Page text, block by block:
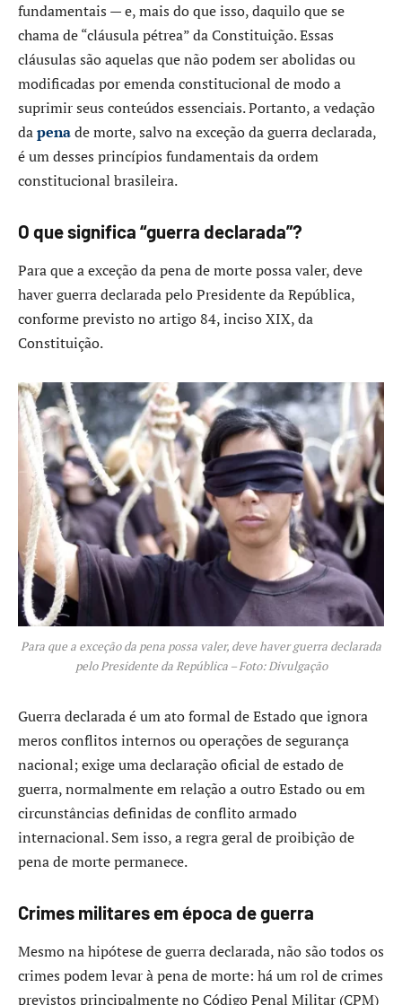
fundamentais — e, mais do que isso, daquilo que se
chama de “cláusula pétrea” da Constituição. Essas
cláusulas são aquelas que não podem ser abolidas ou
modificadas por emenda constitucional de modo a
suprimir seus conteúdos essenciais. Portanto, a vedação
dapenade morte, salvo na exceção da guerra declarada,
é um desses princípios fundamentais da ordem
constitucional brasileira.
O que significa “guerra declarada”?
Para que a exceção da pena de morte possa valer, deve
haver guerra declarada pelo Presidente da República,
conforme previsto no artigo 84, inciso XIX, da
Constituição.
Para que a exceção da pena possa valer, deve haver guerra declarada
pelo Presidente da República – Foto: Divulgação
Guerra declarada é um ato formal de Estado que ignora
meros conflitos internos ou operações de segurança
nacional; exige uma declaração oficial de estado de
guerra, normalmente em relação a outro Estado ou em
circunstâncias definidas de conflito armado
internacional. Sem isso, a regra geral de proibição de
pena de morte permanece.
Crimes militares em época de guerra
Mesmo na hipótese de guerra declarada, não são todos os
crimes podem levar à pena de morte: há um rol de crimes
previstos principalmente no Código Penal Militar (CPM)